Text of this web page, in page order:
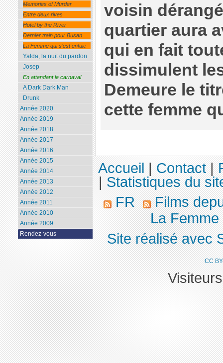
voisin
quartier aura
qui en fait
dissimulent
Demeure le
cette femme
Memories of Murder
Entre deux rives
Hotel by the River
Dernier train pour Busan
La Femme qui s’est enfuie
Yalda, la nuit du pardon
Josep
En attendant le carnaval
A Dark Dark Man
Drunk
Année 2020
Année 2019
Année 2018
Année 2017
Année 2016
Année 2015
Année 2014
Année 2013
Année 2012
Année 2011
Année 2010
Année 2009
Rendez-vous
Accueil|Contact|
|Statistiques du
FR
Films
La Femme
Site réalisé avec
CC